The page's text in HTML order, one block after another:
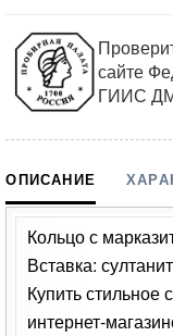
сайте
ГИИС
ОПИСАНИЕ
Кольцо с
Вставка:
Купить стильное
интернет-